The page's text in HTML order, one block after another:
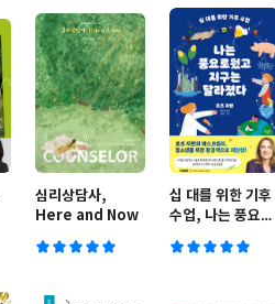
심리상담사,
Here and Now
십 대를 위한 기후
수업, 나는 풍요로
졌다